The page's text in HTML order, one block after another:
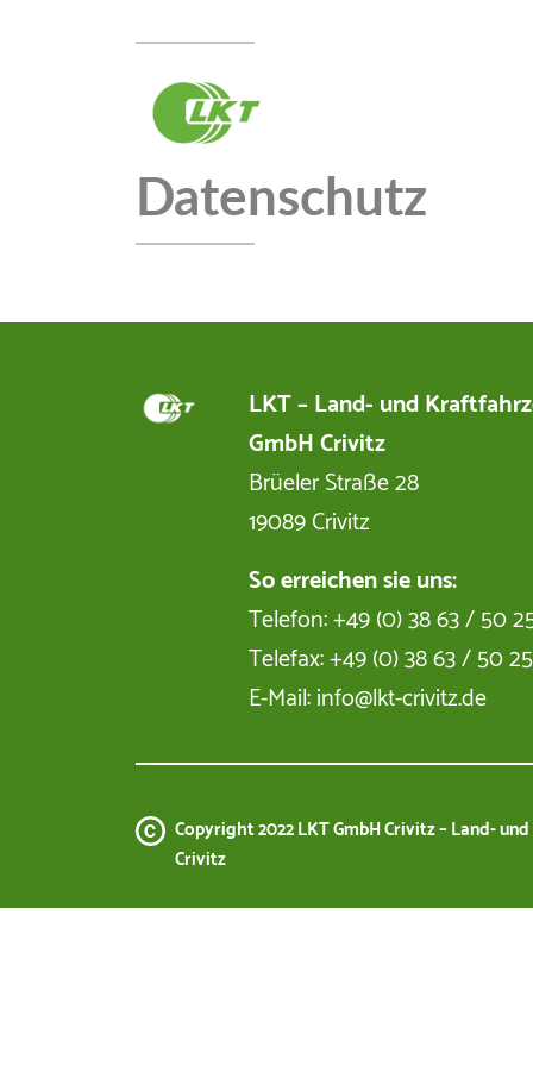
Datenschutz
LKT – Land- und
GmbH Crivitz
Brüeler Straße 28
19089 Crivitz
So erreichen sie uns:
Telefon: +49 (0) 38 63 / 50
Telefax: +49 (0) 38 63 / 50
E-Mail: info@lkt-crivitz.de
Copyright 2022 LKT GmbH Crivitz – Land-
Crivitz